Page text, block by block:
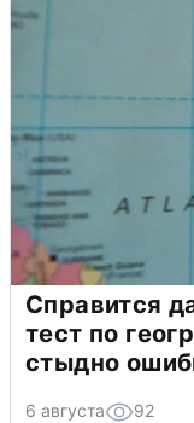
Справится
тест по
стыдно
6 августа 92